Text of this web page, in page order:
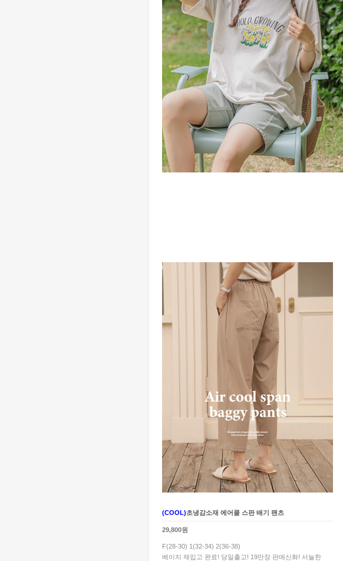
(COOL)초냉감소재 에어쿨 스판 배기 팬츠
29,800원
F(28-30) 1(32-34) 2(36-38)
베이지 재입고 완료! 당일출고! 19만장 판매신화! 서늘한